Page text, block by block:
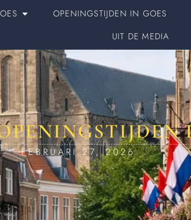
OPENINGSTIJDEN IN GOES
UIT DE MEDIA
FEBRUARI 27, 2026